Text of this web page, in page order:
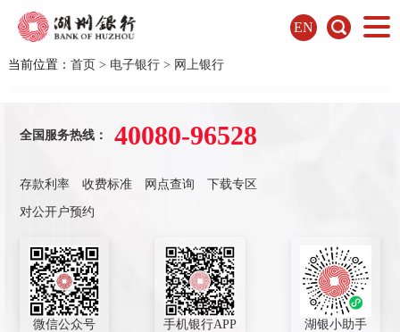
EN
当前位置： 首页 > 电子银行> 网上银行
全国服务热线： 40080-96528
存款利率 收费标准 网点查询 下载专区
对公开户预约
微信公众号 手机银行APP 湖银小助手